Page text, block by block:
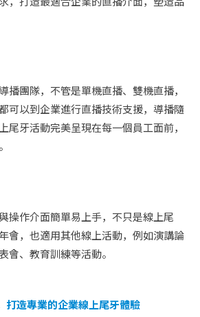
播團隊，不管是單機直播、雙機直播，
可以到企業進行直播技術支援，導播隨
尾牙活動完美呈現在每一個員工面前，
操作介面簡單易上手，不只是線上尾
會，也適用其他線上活動，例如演講論
會、教育訓練等活動。
打造專業的企業線上尾牙體驗